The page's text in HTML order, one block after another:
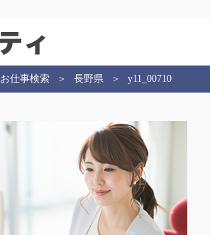
お仕事検索 長野県 y11_00710